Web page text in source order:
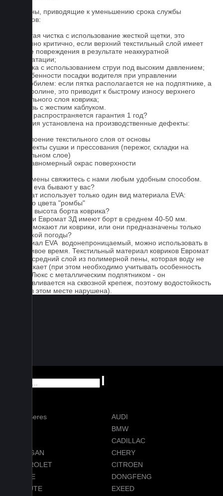
Причины, приводящие к уменьшению срока службы
ковриков:
1. Частая чистка с использование жесткой щетки, это
особенно критично, если верхний текстильный слой имеет
мелкие повреждения в результате неаккуратной
эксплуатации;
2. Мойка с использованием струи под высоким давлением;
3. Особенности посадки водителя при управлении
автомобилем: если пятка располагается не на подпятнике, а
на ковролине, это приводит к быстрому износу верхнего
текстильного слоя коврика;
4. Обувь с жестким каблуком.
На что распространяется гарантия 1 год?
Гарантия установлена на производственные дефекты:
1. Отслоение текстильного слоя от основы
2. Дефекты сушки и прессования (пережог, складки на
текстильном слое)
3. Неравномерный окрас поверхности
Для замены свяжитесь с нами любым удобным способом.
Серые eva бывают у вас?
Евромат использует только один вид материала EVA:
черного цвета "ромбы"
Какова высота борта коврика?
Коврики Евромат 3Д имеют борт в среднем 40-50 мм.
Не промокают ли коврики, или они предназначены только
для сухой погоды?
Материал EVA водонепроницаемый, можно использовать в
дождливое время. Текстильный материал ковриков Евромат
имеет средний слой из полимерной пены, которая воду не
пропускает (при этом необходимо учитывать особенность
серии Люкс с металлическим подпятником - он
устанавливается на сквозной крепеж, поэтому водостойкость
ковра в этом месте нарушена).
AITO Seres
AUDI
BMW
CADILLAC
CHANGAN
CHERY
CHEVROLET
CITROEN
DODGE
DONGFENG
EVOLUTE
EXEED